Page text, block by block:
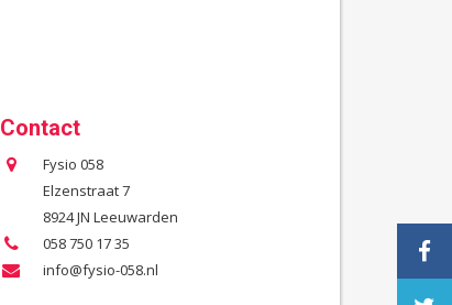
Contact
Fysio 058
Elzenstraat 7
8924 JN Leeuwarden
058 750 17 35
info@fysio-058.nl